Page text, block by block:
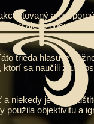
a
alebo počuje.
trieda hlasu je
sa naučili
niekedy je
objektivitu a